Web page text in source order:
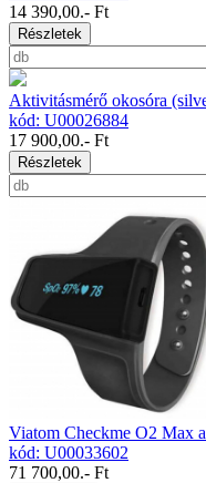
14 390,00.- Ft
Részletek
Aktivitásmérő okosóra
kód: U00026884
17 900,00.- Ft
Részletek
Viatom Checkme O2 Max
kód: U00033602
71 700,00.- Ft